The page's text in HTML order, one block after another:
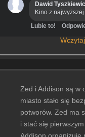
Dawid
Kino z najwyższej
Lubie to!
Zed i Addison są w
miasto stało się
potworów. Zed ma
i stać się